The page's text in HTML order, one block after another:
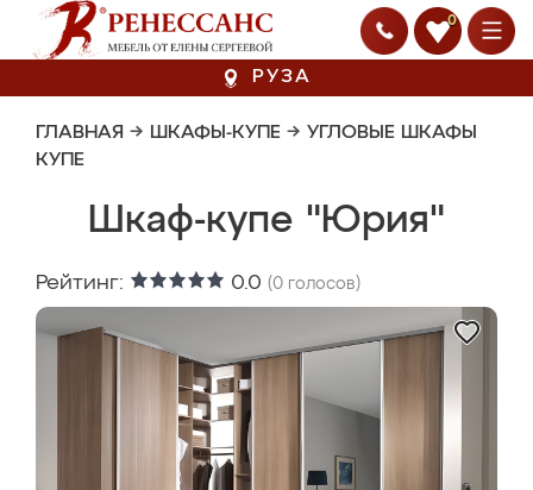
0
РУЗА
ГЛАВНАЯ → ШКАФЫ-КУПЕ → УГЛОВЫЕ ШКАФЫ
КУПЕ
Шкаф-купе "Юрия"
Рейтинг: 0.0 (0 голосов)